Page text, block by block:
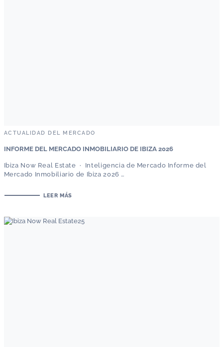
ACTUALIDAD DEL MERCADO
INFORME DEL MERCADO INMOBILIARIO DE IBIZA 2026
Ibiza Now Real Estate · Inteligencia de Mercado Informe del
Mercado Inmobiliario de Ibiza 2026 …
LEER MÁS